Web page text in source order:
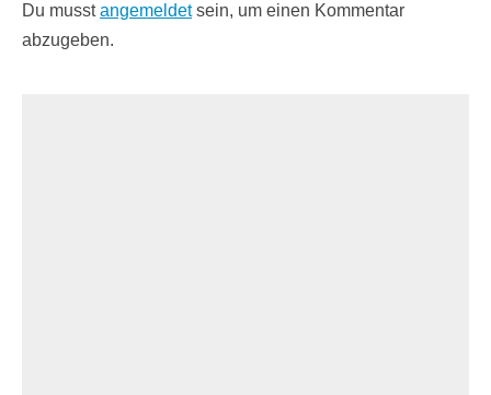
Du musstangemeldetsein, um einen Kommentar
abzugeben.